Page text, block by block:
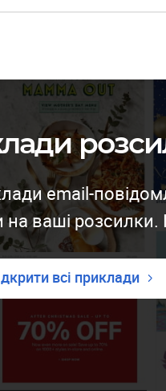
email-
ваші
всі приклади